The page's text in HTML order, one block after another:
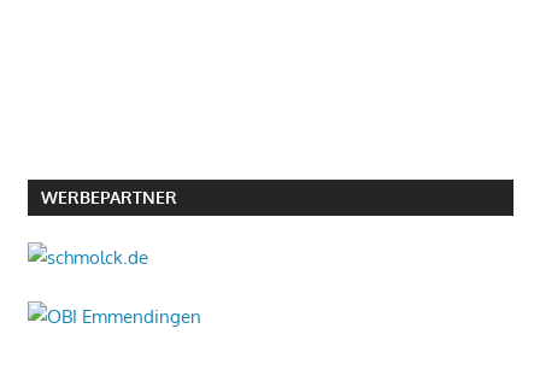
WERBEPARTNER